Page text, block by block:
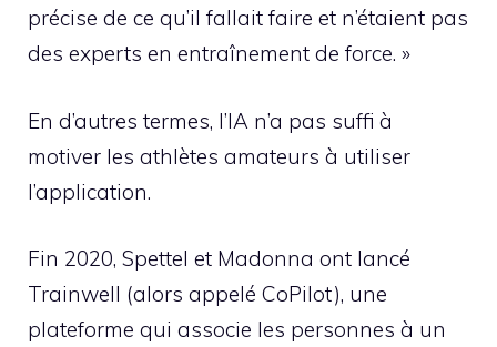
précise de ce qu’il fallait faire et n’étaient pas
des experts en entraînement de force. »
En d’autres termes, l’IA n’a pas suffi à
motiver les athlètes amateurs à utiliser
l’application.
Fin 2020, Spettel et Madonna ont lancé
Trainwell (alors appelé CoPilot), une
plateforme qui associe les personnes à un